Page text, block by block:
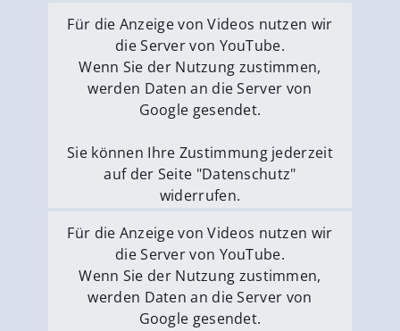
Externe Medien erlauben
Für die Anzeige von Videos nutzen wir
die Server von YouTube.
Wenn Sie der Nutzung zustimmen,
werden Daten an die Server von
Google gesendet.
Sie können Ihre Zustimmung jederzeit
auf der Seite "Datenschutz"
widerrufen.
Externe Medien erlauben
Für die Anzeige von Videos nutzen wir
die Server von YouTube.
Wenn Sie der Nutzung zustimmen,
werden Daten an die Server von
Google gesendet.